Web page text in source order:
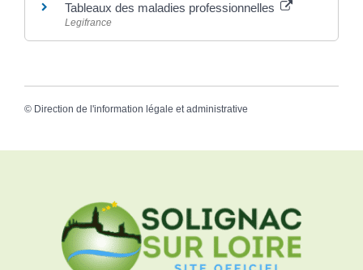
Tableaux des maladies professionnelles
Legifrance
© Direction de l'information légale et administrative